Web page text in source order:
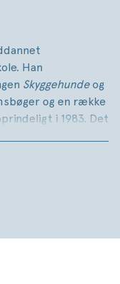
Han
Skyggehundeog
og en række
i 1983. Det